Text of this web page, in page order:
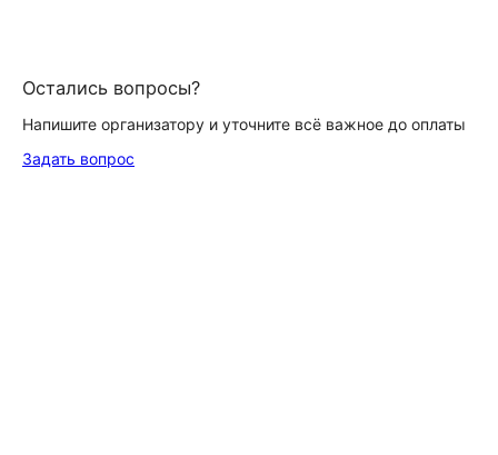
Остались вопросы?
Напишите организатору и уточните всё важное до оплаты
Задать вопрос